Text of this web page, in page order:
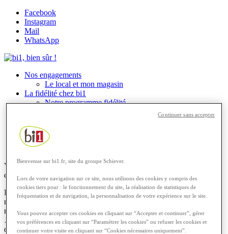
Facebook
Instagram
Mail
WhatsApp
Nos engagements
Le local et mon magasin
La fidélité chez bi1
Notre programme fidélité
Les recettes
Rechercher
Menu
Vous êtes ici : Accueil1 / Actualités2 /
d’appliquer les gestes barrières
Parce que votre protection et celle de nos équipes est notre priorité
nous continuons d’appliquer toutes les mesures barrières dans nos
magasins. Gestes barrières, distanciation sociale, désinfection
… Retrouvez l’ensemble des mesures prises par nos enseignes afin
de vous protéger.
Bienvenue sur bi1.fr, site du groupe Schiever.
Lors de votre navigation sur ce site, nous utilisons des cookies y compris des
cookies tiers pour : le fonctionnement du site, la réalisation de statistiques de
fréquentation et de navigation, la personnalisation de votre expérience sur le site.
Vous pouvez accepter ces cookies en cliquant sur “Accepter et continuer”, gérer
vos préférences en cliquant sur “Paramétrer les cookies” ou refuser les cookies et
continuer votre visite en cliquant sur “Cookies nécessaires uniquement”.
Continuer sans accepter